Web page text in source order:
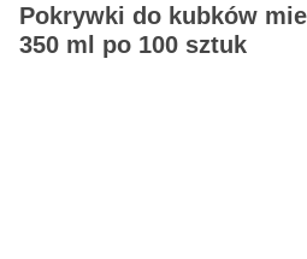
Pokrywki do kubków
350 ml po 100 sztuk